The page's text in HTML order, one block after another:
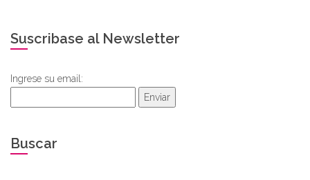
Suscribase al Newsletter
Ingrese su email:
Enviar
Buscar